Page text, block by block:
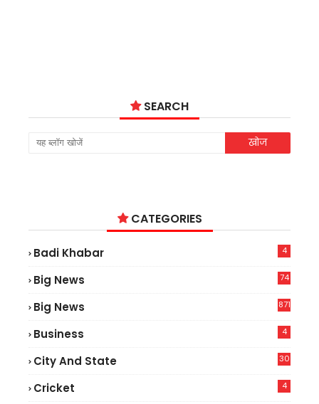
SEARCH
CATEGORIES
Badi Khabar 4
Big News
74
Big News 871
Business 4
City And State 30
Cricket 4